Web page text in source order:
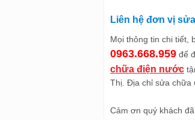
Liên hệ đơn vị
Mọi thông tin chi tiết,
0963.668.959 để
chữa điện nước
Thị. Địa chỉ sửa chữa
Cảm ơn quý khách